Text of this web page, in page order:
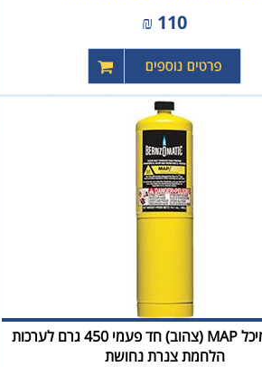
110
₪
בלון גז / מיכל MAP (צהוב) חד פעמי 450 גרם לערכות
הלחמת צנרת נחושת